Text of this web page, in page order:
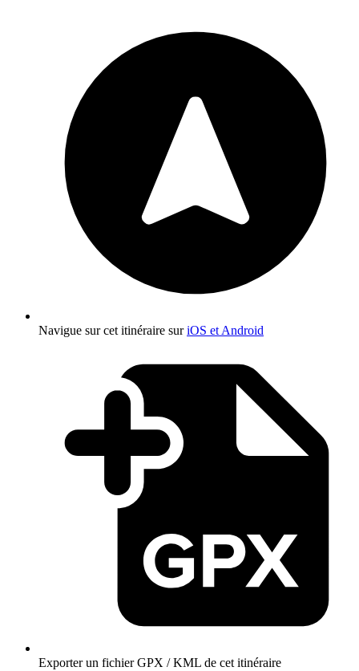
Navigue sur cet itinéraire suriOS et Android
Exporter un fichier GPX / KML de cet itinéraire